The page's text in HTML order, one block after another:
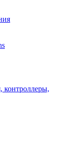
контроллеры,